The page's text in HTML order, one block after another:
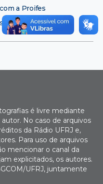
a Proifes
ocupação
é livre mediante
No caso de arquivos
da Rádio UFRJ e,
Para uso de arquivos
mencionar o canal da
explicitados, os autores.
UFRJ, juntamente